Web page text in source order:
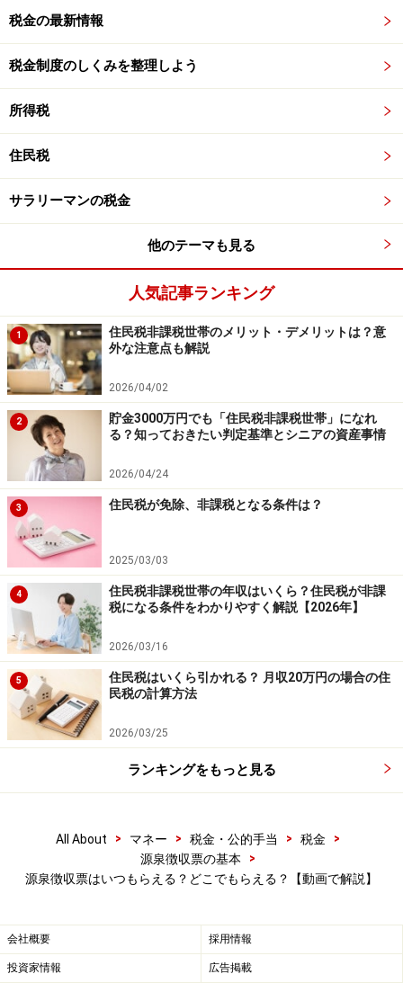
メて退職した場合や会社が倒産してしまった場合など、
どのように対応すればよいのでしょうか？
最終的には、
に相談する
ことになるのですが、次の対応の中から自分にあった対
応を試してみてください。
1. もう一度、会社に対して催促をしてみる
まずは、もう一度、会社に催促をしてみます。その際
源泉徴収票の発行は、所得税法上の義務なので、
発行して下さい。発行いただけない
場合には、税務署に
相談します」 などと伝えてみましょう。発行される可能
性が高まります。
2. 源泉徴収票不交付の届出書を提出する
自分の住所地を管轄する税務署に、源泉徴収票不交付の
届出書
を提出してみましょう。この届出書には、収入金
額・源泉徴収税額や給与明細書の保存の有無を記入する
欄もあります。わからない場合には、税務署に相談して
みましょう。
なお、税務署では、この届出書を受領した後に、給与の
支払者(事業者)に対して、行政指導をすることになりま
す。あくまでも、強制的に発行させることはできません
ので注意して下さい。
また、給与の支払者に対して、 自分が届け出たことを知
られたくない場合には、「源泉徴収票の不交付を国税当
支えありませんか」欄のいいえにチェック を入れておき
税金の最新情報
税金制度のしくみを整理しよう
所得税
住民税
サラリーマンの税金
他のテーマも見る
人気記事ランキング
1
住民税非課税世帯のメリット・デメリットは？意
外な注意点も解説
2026/04/02
2
貯金3000万円でも「住民税非課税世帯」になれ
る？知っておきたい判定基準とシニアの資産事情
2026/04/24
3 住民税が免除、非課税となる条件は？
2025/03/03
4
住民税非課税世帯の年収はいくら？住民税が非課
税になる条件をわかりやすく解説【2026年】
2026/03/16
5
住民税はいくら引かれる？ 月収20万円の場合の住
民税の計算方法
2026/03/25
ランキングをもっと見る
All About > マネー > 税金・公的手当 > 税金
>
源泉徴収票の基本
>
源泉徴収票はいつもらえる？どこでもらえる？【動画で解説】
会社概要 採用情報
投資家情報 広告掲載